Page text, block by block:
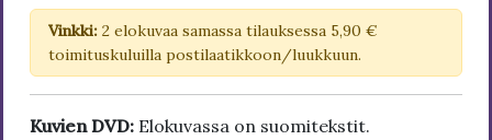
Vinkki: 2 elokuvaa samassa tilauksessa 5,90 €
toimituskuluilla postilaatikkoon/luukkuun.
Kuvien DVD: Elokuvassa on suomitekstit.